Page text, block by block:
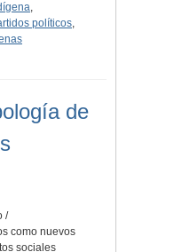
,
políticos,
de
/
como nuevos
sociales